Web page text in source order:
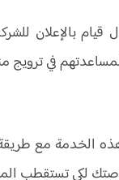
بالإعلان
في
الخدمة مع طريقة
لكي تستقطب